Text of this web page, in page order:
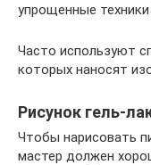
упрощенные
Часто используют
которых наносят
Рисунок гель-
Чтобы нарисовать
мастер должен